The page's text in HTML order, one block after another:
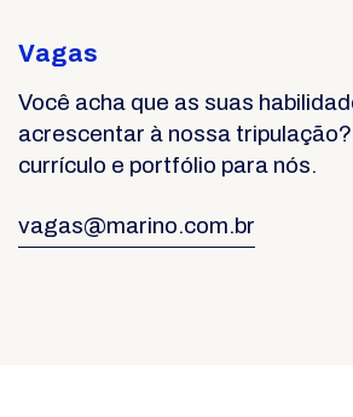
Vagas
Você acha que as suas
acrescentar à nossa
currículo e portfólio para nós.
vagas@marino.com.br